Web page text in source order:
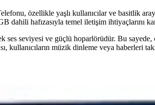
özellikle yaşlı kullanıcılar ve basitlik
dahili hafızasıyla temel iletişim ihtiyaçlarını
seviyesi ve güçlü hoparlörüdür. Bu
müzik dinleme veya haberleri
Tasarımlı Dayanıklı Cep